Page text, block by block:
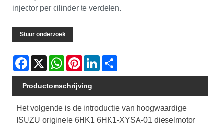
injector per cilinder te verdelen.
Stuur onderzoek
Facebook
X WhatsAppPinterestLinkedIn
Productomschrijving
Het volgende is de introductie van hoogwaardige
ISUZU originele 6HK1 6HK1-XYSA-01 dieselmotor